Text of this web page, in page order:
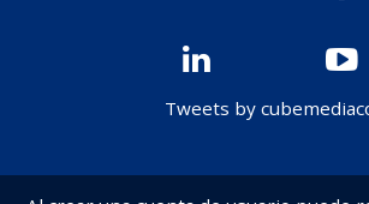
Tweets by